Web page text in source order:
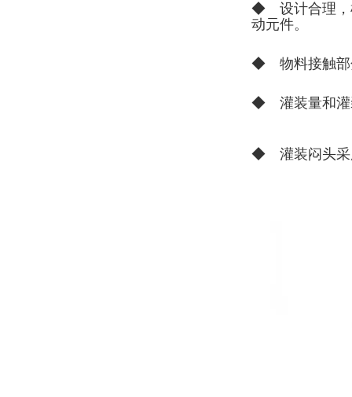
◆ 设计合理，
动元件。
◆ 物料接触部
◆ 灌装量和灌
◆ 灌装闷头采